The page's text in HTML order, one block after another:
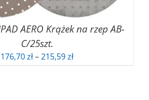
AERO Krążek na rzep AB-
C/25szt.
176,70zł–215,59złZakres